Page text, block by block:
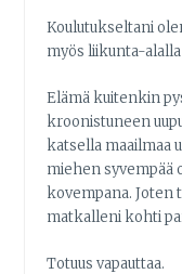
Koulutukseltani
myös liikunta-
Elämä kuitenkin
kroonistuneen
katsella maailmaa
miehen syvempää
kovempana. Joten
matkalleni kohti
Totuus vapauttaa.